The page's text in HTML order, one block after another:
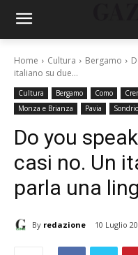
Home Cultura Bergamo
italiano su due...
Cultura Bergamo Como
Monza e Brianza
Pavia Sondrio
Do you
casi no. Un
parla una
By redazione 10 Luglio